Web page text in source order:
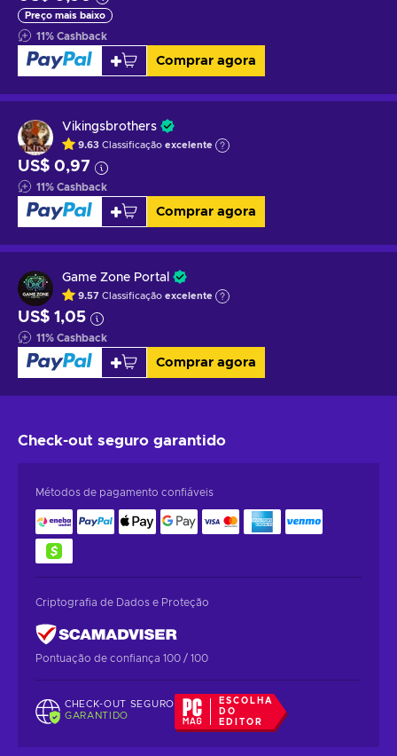
Preço mais baixo
11% Cashback
Comprar agora
Vikingsbrothers
9.63 Classificação excelente
US$ 0,97
11% Cashback
Comprar agora
Game Zone Portal
9.57 Classificação excelente
US$ 1,05
11% Cashback
Comprar agora
Check-out seguro garantido
Métodos de pagamento confiáveis
Criptografia de Dados e Proteção
Pontuação de confiança 100 / 100
CHECK-OUT SEGURO
GARANTIDO
ESCOLHA
DO
EDITOR